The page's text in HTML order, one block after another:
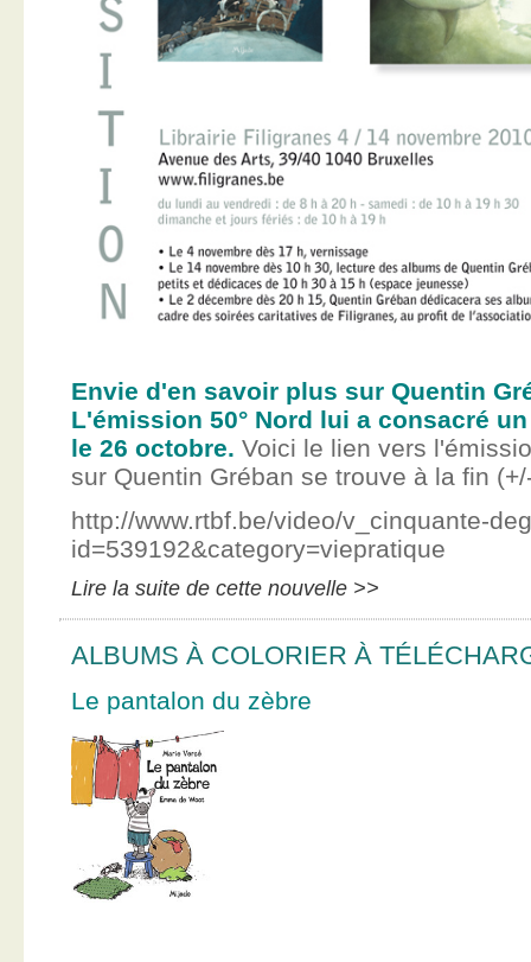
Envie d'en savoir plus sur Quentin
L'émission 50° Nord lui a consacré
le 26 octobre. Voici le lien vers
sur Quentin Gréban se trouve à la fin
http://www.rtbf.be/video/v_cinquante-
id=539192&category=viepratique
Lire la suite de cette nouvelle >>
ALBUMS À COLORIER À
Le pantalon du zèbre